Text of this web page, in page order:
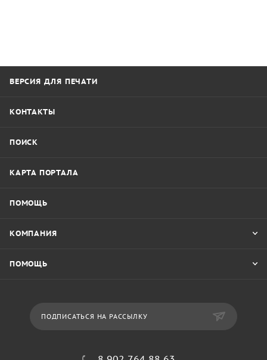
ВЕРСИЯ ДЛЯ ПЕЧАТИ
КОНТАКТЫ
ПОИСК
КАРТА ПОРТАЛА
ПОМОЩЬ
КОМПАНИЯ
ПОМОЩЬ
ПОДПИСАТЬСЯ НА РАССЫЛКУ